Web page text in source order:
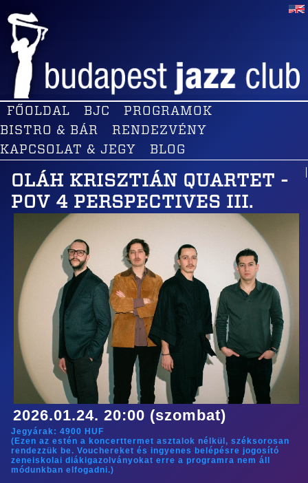
FŐOLDAL BJC
PROGRAMOK
BISTRO & BÁR
RENDEZVÉNY
KAPCSOLAT & JEGY
BLOG
OLÁH KRISZTIÁN QUARTET -
POV 4 PERSPECTIVES III.
2026.01.24. 20:00 (szombat)
Jegyárak: 4900 HUF
(Ezen az estén a koncerttermet asztalok nélkül, széksorosan
rendezzük be. Vouchereket és ingyenes belépésre jogosító
zeneiskolai diákigazolványokat erre a programra nem áll
módunkban elfogadni.)